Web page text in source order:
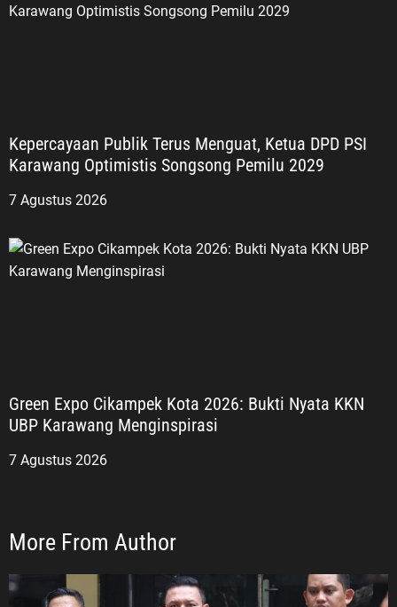
Kepercayaan Publik Terus Menguat, Ketua DPD PSI
Karawang Optimistis Songsong Pemilu 2029
7 Agustus 2026
Green Expo Cikampek Kota 2026: Bukti Nyata KKN
UBP Karawang Menginspirasi
7 Agustus 2026
More From Author